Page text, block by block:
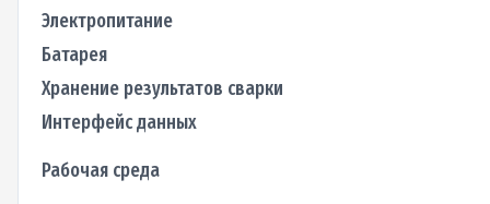
Электропитание
Батарея
Хранение результатов сварки
Интерфейс данных
Рабочая среда